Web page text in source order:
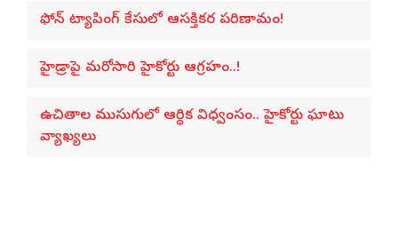
ఫోన్ ట్యాపింగ్ కేసులో ఆసక్తికర పరిణామం!
హైడ్రాపై మరోసారి హైకోర్టు ఆగ్రహం..!
ఉచితాల ముసుగులో ఆర్థిక విధ్వంసం.. హైకోర్టు ఘాటు
వ్యాఖ్యలు